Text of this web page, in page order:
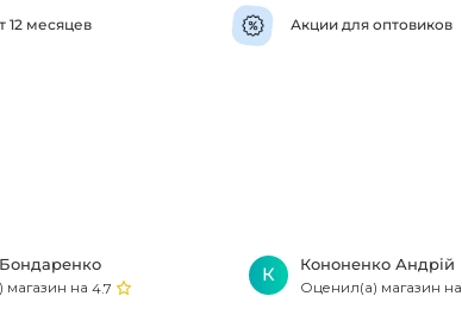
12 месяцев Акции для оптовиков
Бондаренко
магазин на4.7
К
Кононенко Андрій
Оценил(а) магазин на